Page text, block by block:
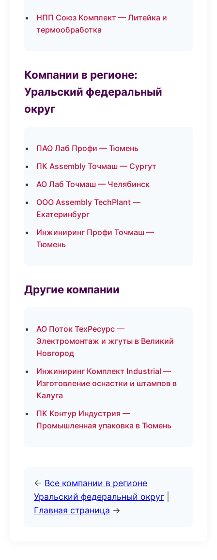
НПП Союз Комплект — Литейка и
термообработка
Компании в регионе:
Уральский федеральный
округ
ПАО Лаб Профи — Тюмень
ПК Assembly Точмаш — Сургут
АО Лаб Точмаш — Челябинск
ООО Assembly TechPlant —
Екатеринбург
Инжиниринг Профи Точмаш —
Тюмень
Другие компании
АО Поток ТехРесурс —
Электромонтаж и жгуты в Великий
Новгород
Инжиниринг Комплект Industrial —
Изготовление оснастки и штампов в
Калуга
ПК Контур Индустрия —
Промышленная упаковка в Тюмень
← Все компании в регионе
Уральский федеральный округ
Главная страница →